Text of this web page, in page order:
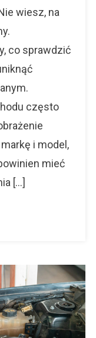
Praktyczne
wiesz, na
co sprawdzić
często
i model,
mieć
[…]